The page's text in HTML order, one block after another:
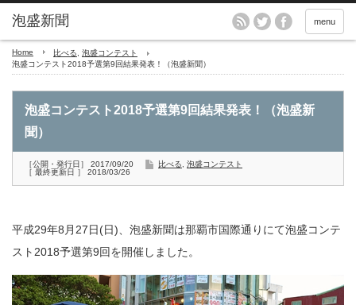
menu
Home 比べる
泡盛コンテスト
泡盛コンテスト2018予選第9回結果発表！（泡盛新聞）
泡盛コンテスト2018予選第9回結果発表！（泡盛新
聞）
［公開・発行日］ 2017/09/20
［ 最終更新日 ］ 2018/03/26
比べる 泡盛コンテスト
平成29年8月27日(日)、泡盛新聞は那覇市国際通りにて泡盛コンテ
スト2018予選第9回を開催しました。